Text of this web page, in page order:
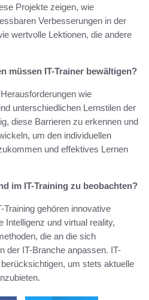
Projekte zeigen, wie
Verbesserungen in der
wertvolle Lektionen, die andere
müssen IT-Trainer bewältigen?
wie
unterschiedlichen Lernstilen der
diese Barrieren zu erkennen und
um den individuellen
und effektives Lernen
im IT-Training zu beobachten?
gehören innovative
Intelligenz und virtual reality,
die an die sich
der IT-Branche anpassen. IT-
um stets aktuelle